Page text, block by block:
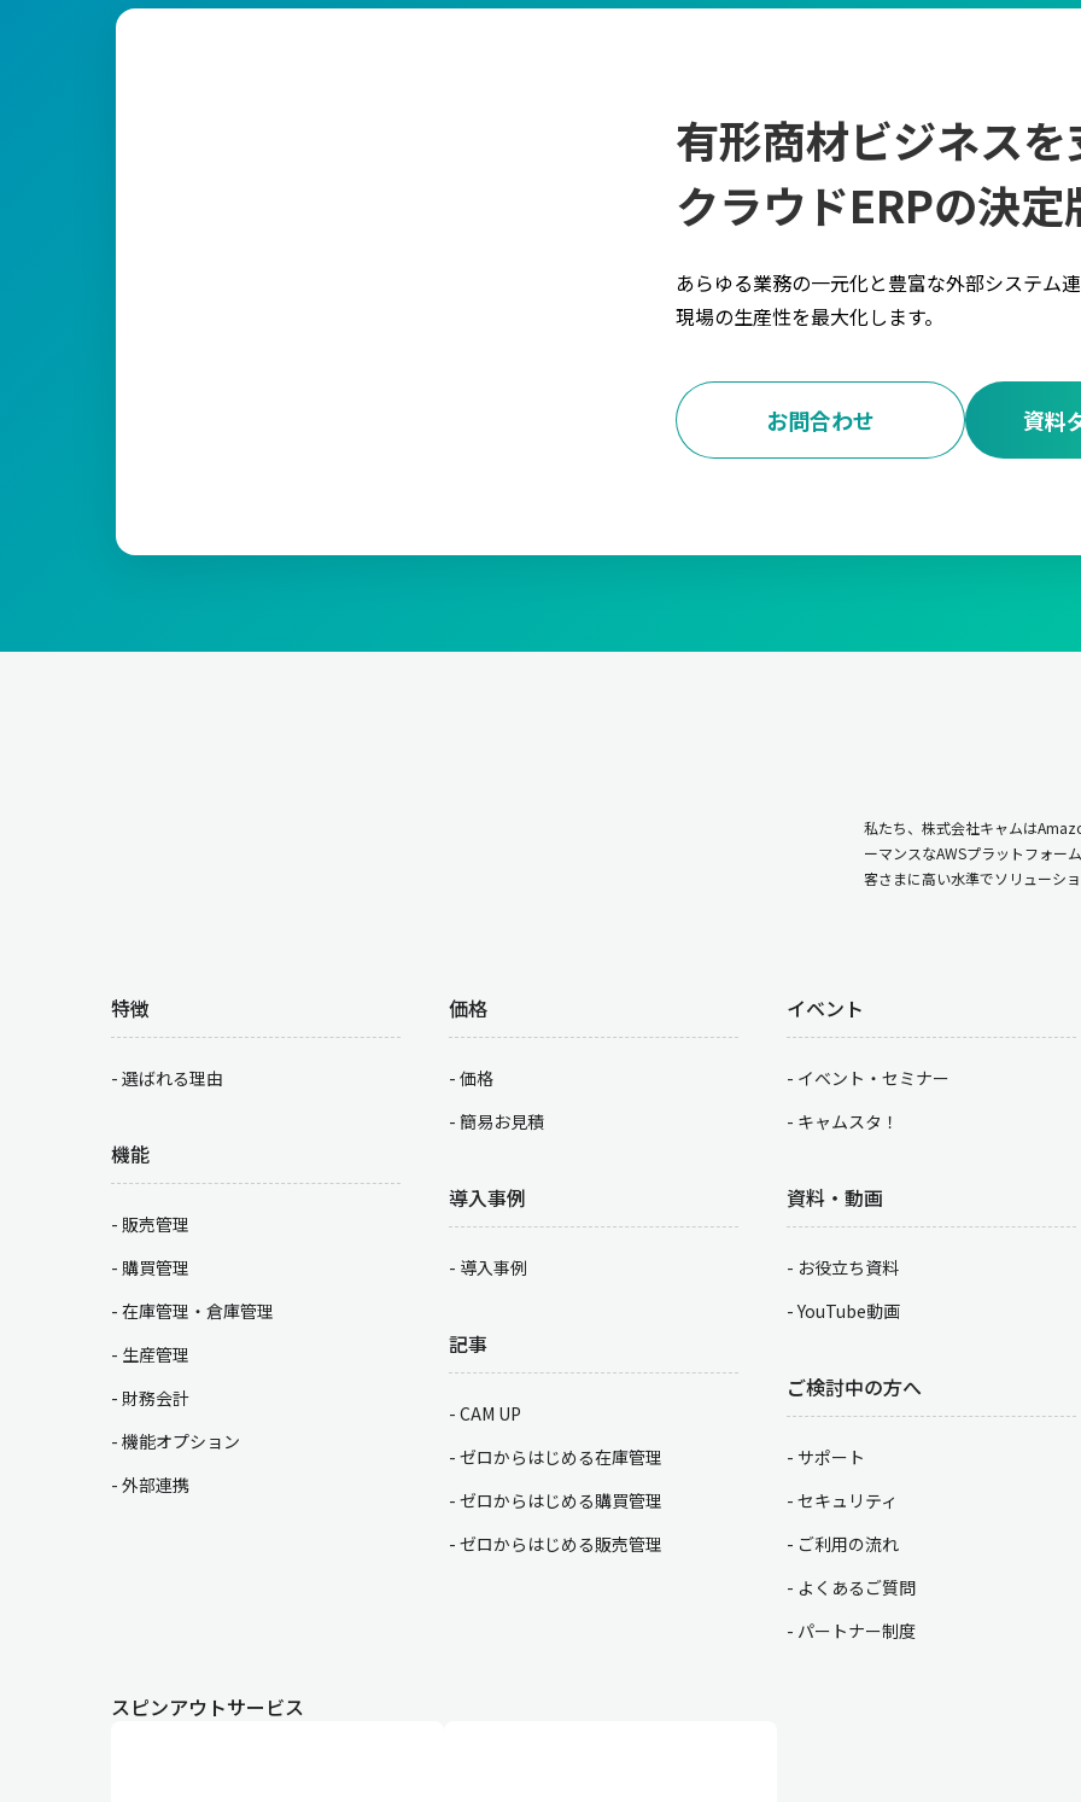
有形商材ビジネスを
クラウドERPの決定
あらゆる業務の一元化と豊富な外部システム
現場の生産性を最大化します。
資料
お問合わせ
私たち、株式会社キャムは
ーマンスなAWSプラットフォー
客さまに高い水準でソリューシ
特徴
選ばれる理由
機能
販売管理
購買管理
在庫管理・倉庫管理
生産管理
財務会計
機能オプション
外部連携
価格
価格
簡易お見積
導入事例
導入事例
記事
CAM UP
ゼロからはじめる在庫管理
ゼロからはじめる購買管理
ゼロからはじめる販売管理
イベント
イベント・セミナー
キャムスタ！
資料・動画
お役立ち資料
YouTube動画
ご検討中の方へ
サポート
セキュリティ
ご利用の流れ
よくあるご質問
パートナー制度
スピンアウトサービス